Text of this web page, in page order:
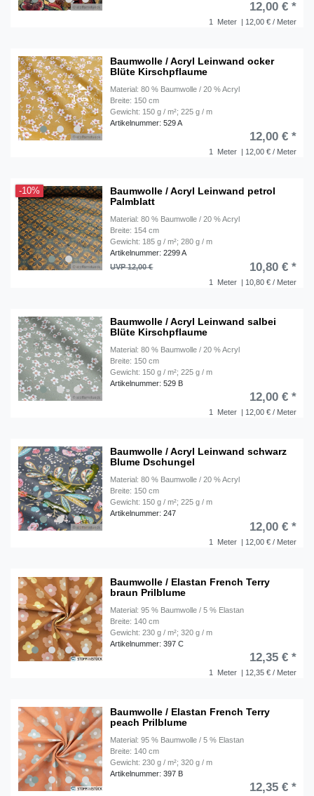
1 Meter | 12,00 € / Meter
12,00 € *
Baumwolle / Acryl Leinwand ocker
Blüte Kirschpflaume
Material: 80 % Baumwolle / 20 % Acryl
Breite: 150 cm
Gewicht: 150 g / m²; 225 g / m
Artikelnummer: 529 A
1 Meter | 12,00 € / Meter
12,00 € *
-10%
Baumwolle / Acryl Leinwand petrol
Palmblatt
Material: 80 % Baumwolle / 20 % Acryl
Breite: 154 cm
Gewicht: 185 g / m²; 280 g / m
Artikelnummer: 2299 A
1 Meter | 10,80 € / Meter
UVP 12,00 € 10,80 € *
Baumwolle / Acryl Leinwand salbei
Blüte Kirschpflaume
Material: 80 % Baumwolle / 20 % Acryl
Breite: 150 cm
Gewicht: 150 g / m²; 225 g / m
Artikelnummer: 529 B
1 Meter | 12,00 € / Meter
12,00 € *
Baumwolle / Acryl Leinwand schwarz
Blume Dschungel
Material: 80 % Baumwolle / 20 % Acryl
Breite: 150 cm
Gewicht: 150 g / m²; 225 g / m
Artikelnummer: 247
1 Meter | 12,00 € / Meter
12,00 € *
Baumwolle / Elastan French Terry
braun Prilblume
Material: 95 % Baumwolle / 5 % Elastan
Breite: 140 cm
Gewicht: 230 g / m²; 320 g / m
Artikelnummer: 397 C
1 Meter | 12,35 € / Meter
12,35 € *
Baumwolle / Elastan French Terry
peach Prilblume
Material: 95 % Baumwolle / 5 % Elastan
Breite: 140 cm
Gewicht: 230 g / m²; 320 g / m
Artikelnummer: 397 B
12,35 € *